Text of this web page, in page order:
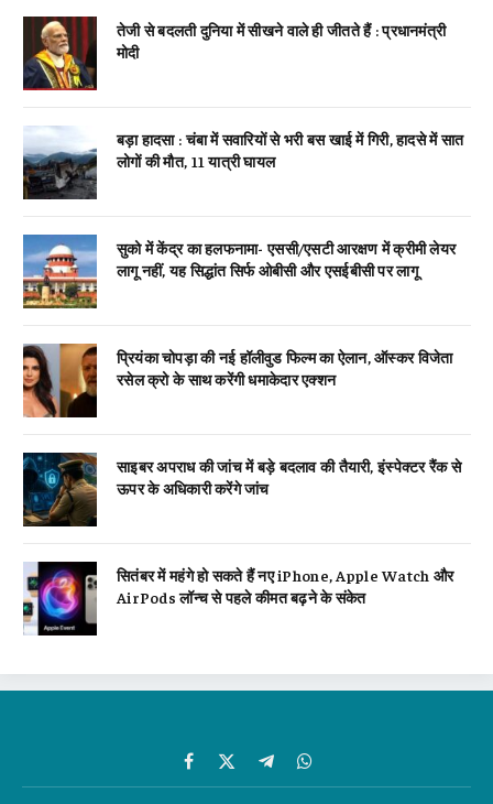
तेजी से बदलती दुनिया में सीखने वाले ही जीतते हैं : प्रधानमंत्री
मोदी
बड़ा हादसा : चंबा में सवारियों से भरी बस खाई में गिरी, हादसे में सात
लोगों की मौत, 11 यात्री घायल
सुको में केंद्र का हलफनामा- एससी/एसटी आरक्षण में क्रीमी लेयर
लागू नहीं, यह सिद्धांत सिर्फ ओबीसी और एसईबीसी पर लागू
प्रियंका चोपड़ा की नई हॉलीवुड फिल्म का ऐलान, ऑस्कर विजेता
रसेल क्रो के साथ करेंगी धमाकेदार एक्शन
साइबर अपराध की जांच में बड़े बदलाव की तैयारी, इंस्पेक्टर रैंक से
ऊपर के अधिकारी करेंगे जांच
सितंबर में महंगे हो सकते हैं नए iPhone, Apple Watch और
AirPods लॉन्च से पहले कीमत बढ़ने के संकेत
Facebook
X
TelegramWhatsApp